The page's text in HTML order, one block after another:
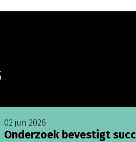
Onderzoek bevestigt
02 jun 2026
bevestigt succes U-